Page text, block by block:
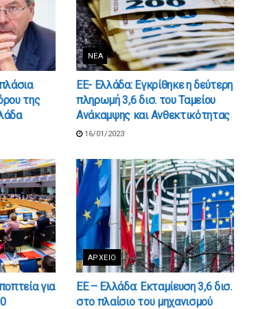
της
ΝΈΑ
ΕΕ- Ελλάδα: Εγκρίθηκε η δεύτερη
πληρωμή 3,6 δισ. του Ταμείου
Ανάκαμψης και Ανθεκτικότητας
16/01/2023
για
ΑΡΧΕΊΟ
ΕΕ – Ελλάδα: Εκταμίευση 3,6 δισ.
στο πλαίσιο του μηχανισμού